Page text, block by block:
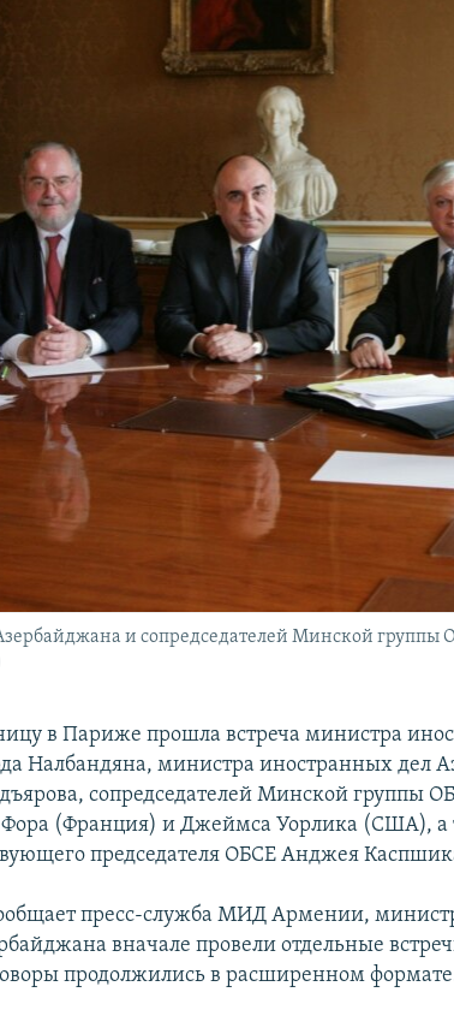
и сопредседателей Минской группы
в Париже прошла встреча министра
Налбандяна, министра иностранных дел
сопредседателей Минской группы
(Франция) и Джеймса Уорлика (США), а
председателя ОБСЕ Анджея
пресс-служба МИД Армении,
вначале провели отдельные
продолжились в расширенном